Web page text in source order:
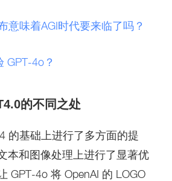
意味着AGI时代要来临了吗？
GPT-4o？
的不同之处
的基础上进行了多方面的提
本和图像处理上进行了显著优
GPT-4o 将 OpenAI 的 LOGO